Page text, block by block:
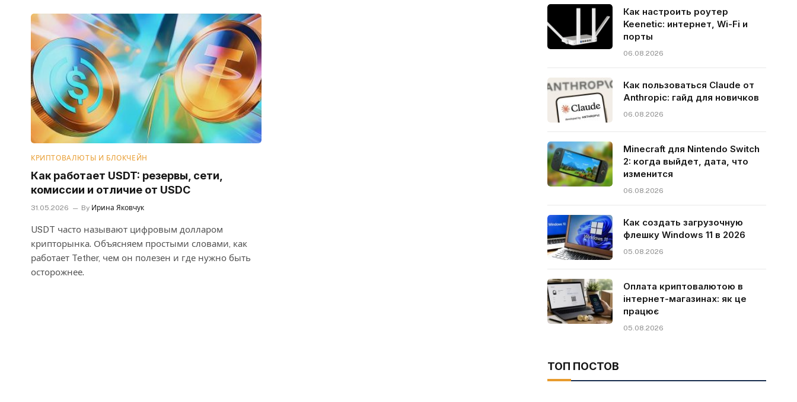
КРИПТОВАЛЮТЫ И БЛОКЧЕЙН
Как работает USDT: резервы, сети,
комиссии и отличие от USDC
31.05.2026 By Ирина Яковчук
USDT часто называют цифровым долларом
крипторынка. Объясняем простыми словами, как
работает Tether, чем он полезен и где нужно быть
осторожнее.
Как настроить роутер
Keenetic: интернет, Wi-Fi и
порты
06.08.2026
Как пользоваться Claude от
Anthropic: гайд для новичков
06.08.2026
Minecraft для Nintendo Switch
2: когда выйдет, дата, что
изменится
06.08.2026
Как создать загрузочную
флешку Windows 11 в 2026
05.08.2026
Оплата криптовалютою в
інтернет-магазинах: як це
працює
05.08.2026
ТОП ПОСТОВ